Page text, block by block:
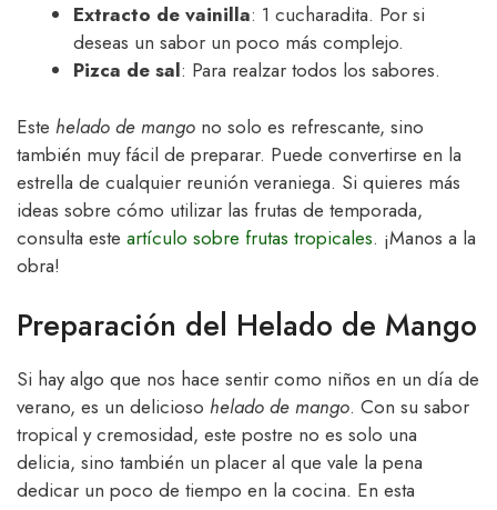
Extracto de vainilla: 1 cucharadita. Por si
deseas un sabor un poco más complejo.
Pizca de sal: Para realzar todos los sabores.
Este helado de mango no solo es refrescante, sino
también muy fácil de preparar. Puede convertirse en la
estrella de cualquier reunión veraniega. Si quieres más
ideas sobre cómo utilizar las frutas de temporada,
consulta este artículo sobre frutas tropicales. ¡Manos a la
obra!
Preparación del Helado de Mango
Si hay algo que nos hace sentir como niños en un día de
verano, es un delicioso helado de mango. Con su sabor
tropical y cremosidad, este postre no es solo una
delicia, sino también un placer al que vale la pena
dedicar un poco de tiempo en la cocina. En esta